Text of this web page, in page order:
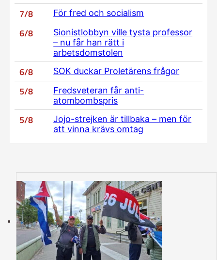
7/8 För fred och socialism
6/8
Sionistlobbyn ville tysta professor
– nu får han rätt i
arbetsdomstolen
6/8 SOK duckar Proletärens frågor
5/8
Fredsveteran får anti-
atombombspris
5/8
Jojo-strejken är tillbaka – men för
att vinna krävs omtag